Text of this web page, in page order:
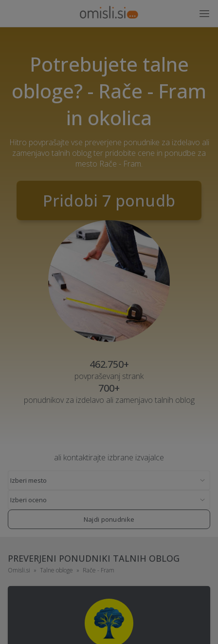
Potrebujete talne
obloge? - Rače - Fram
in okolica
Hitro povprašajte vse preverjene ponudnike za izdelavo ali
zamenjavo talnih oblog ter pridobite cene in ponudbe za
mesto Rače - Fram.
Pridobi 7 ponudb
462.750+
povpraševanj strank
700+
ponudnikov za izdelavo ali zamenjavo talnih oblog
ali kontaktirajte izbrane izvajalce
Najdi ponudnike
PREVERJENI PONUDNIKI TALNIH OBLOG
Omisli.si Talne obloge Rače - Fram